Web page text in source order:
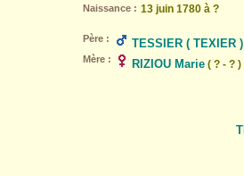
Naissance : 13 juin 1780 à ?
Père : TESSIER ( TEXIER
Mère : RIZIOU Marie ( ? - ? )